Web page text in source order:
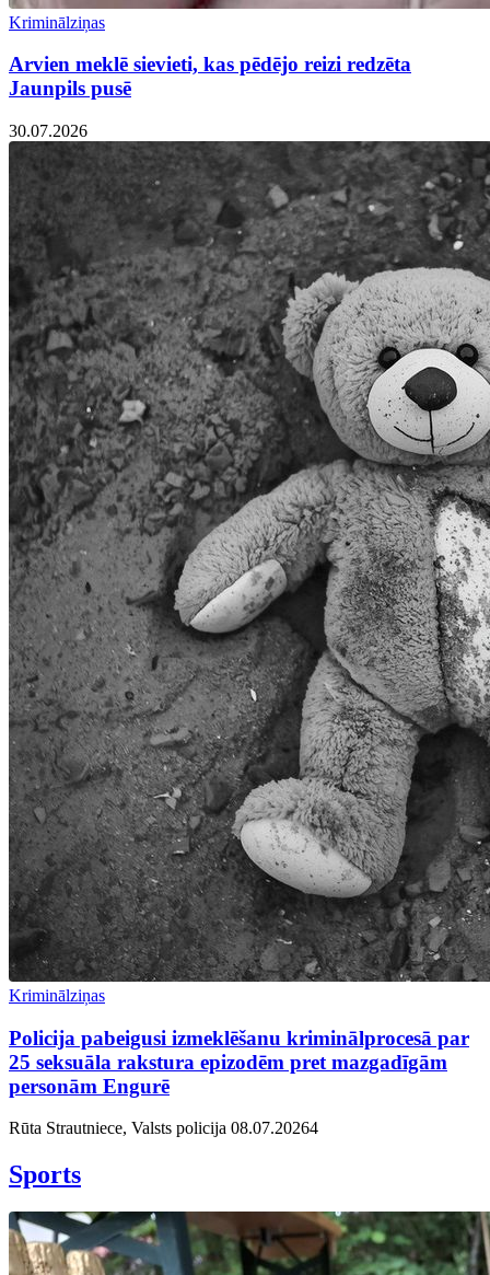
Kriminālziņas
Arvien meklē sievieti, kas pēdējo reizi redzēta
Jaunpils pusē
30.07.2026
Kriminālziņas
Policija pabeigusi izmeklēšanu kriminālprocesā par
25 seksuāla rakstura epizodēm pret mazgadīgām
personām Engurē
Rūta Strautniece, Valsts policija 08.07.20264
Sports